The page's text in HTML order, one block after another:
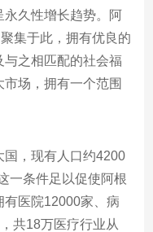
永久性增长趋势。阿
集于此，拥有优良的
与之相匹配的社会福
场，拥有一个范围
国，现有人口约4200
一条件足以促使阿根
医院12000家、病
共18万医疗行业从